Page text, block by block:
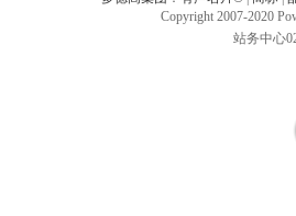
Copyright 2007-2020
站务中心